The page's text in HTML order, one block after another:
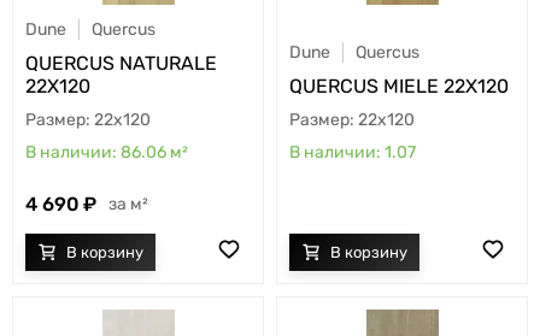
Dune Quercus
QUERCUS NATURALE
22X120
22x120
86.06 м²
4 690 м²
Dune Quercus
QUERCUS MIELE 22X120
22x120
1.07